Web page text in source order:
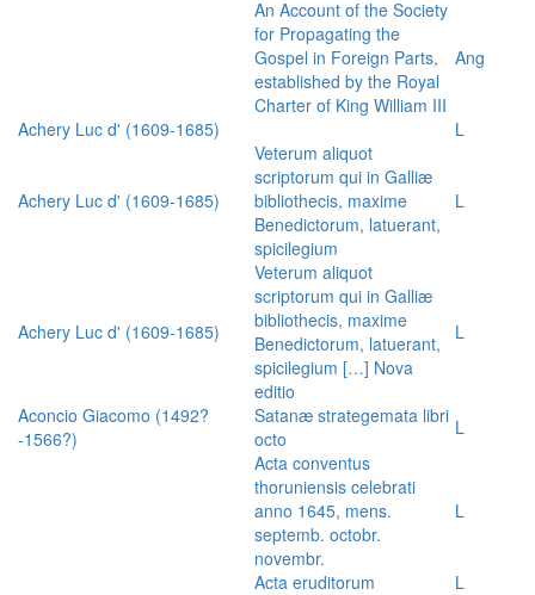
An Account of the Society
for Propagating the
Gospel in Foreign Parts,
established by the Royal
Charter of King William III
Ang
Achery Luc d' (1609-1685) L
Achery Luc d' (1609-1685)
Veterum aliquot
scriptorum qui in Galliæ
bibliothecis, maxime
Benedictorum, latuerant,
spicilegium
L
Achery Luc d' (1609-1685)
Veterum aliquot
scriptorum qui in Galliæ
bibliothecis, maxime
Benedictorum, latuerant,
spicilegium […] Nova
editio
L
Aconcio Giacomo (1492?
-1566?)
Satanæ strategemata libri
octo
L
Acta conventus
thoruniensis celebrati
anno 1645, mens.
septemb. octobr.
novembr.
L
Acta eruditorum
L